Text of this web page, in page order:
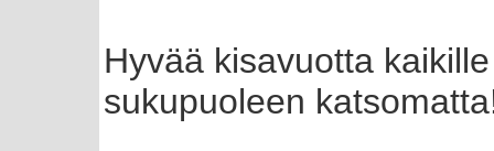
Hyvää kisavuotta
sukupuoleen